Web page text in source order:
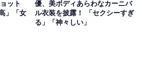
ット
」「女
優、美ボディあらわなカーニバ
ル衣装を披露！ 「セクシーすぎ
る」「神々しい」